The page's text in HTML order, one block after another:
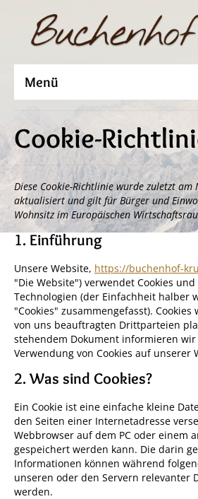
Menü
Cookie-
Diese Cookie-Richtlinie wurde zuletzt am
aktualisiert und gilt für Bürger und
Wohnsitz im Europäischen
1. Einführung
Unsere Website, https://buchenhof-
"Die Website") verwendet Cookies
Technologien (der Einfachheit halber
"Cookies" zusammengefasst).
von uns beauftragten Drittparteien
stehendem Dokument informieren
Verwendung von Cookies auf unserer
2. Was sind Cookies?
Ein Cookie ist eine einfache kleine
den Seiten einer Internetadresse
Webbrowser auf dem PC oder einem
gespeichert werden kann. Die darin
Informationen können während
unseren oder den Servern relevanter
werden.